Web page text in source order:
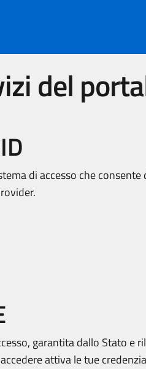
del
di accesso che
garantita dallo Stato
attiva le tue